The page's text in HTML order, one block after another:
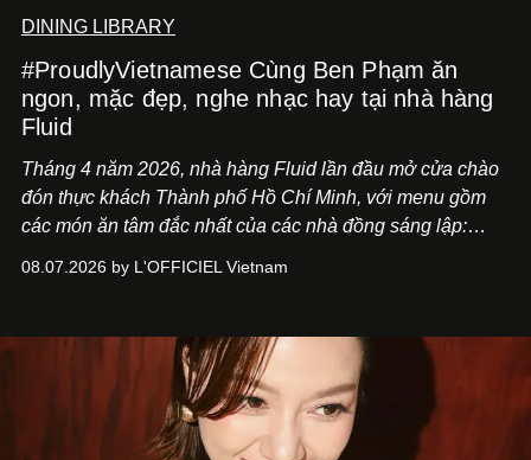
DINING LIBRARY
#ProudlyVietnamese Cùng Ben Phạm ăn
ngon, mặc đẹp, nghe nhạc hay tại nhà hàng
Fluid
Tháng 4 năm 2026, nhà hàng Fluid lần đầu mở cửa chào
đón thực khách Thành phố Hồ Chí Minh, với menu gồm
các món ăn tâm đắc nhất của các nhà đồng sáng lập:
món ăn đa dạng từ Á đến Âu nhanh chóng được yêu thích
mang đến niềm vui cho thực khách.
08.07.2026 by L'OFFICIEL Vietnam